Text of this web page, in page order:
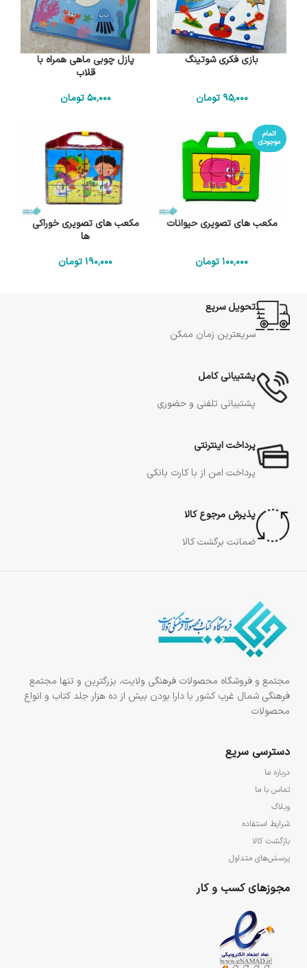
بازی فکری شوتینگ
95٬000 تومان
پازل چوبی ماهی همراه با
قلاب
50٬000 تومان
اتمام
موجودی
مکعب های تصویری حیوانات
100٬000تومان
مکعب های تصویری خوراکی
ها
190٬000تومان
تحویل سریع
سریعترین زمان ممکن
پشتیبانی کامل
پشتیبانی تلفنی و حضوری
پرداخت اینترنتی
پرداخت امن از با کارت بانکی
پذیرش مرجوع کالا
ضمانت برگشت کالا
مجتمع و فروشگاه محصولات فرهنگی ولایت، بزرگترین و تنها مجتمع
فرهنگی شمال غرب کشور با دارا بودن بیش از ده هزار جلد کتاب و انواع
محصولات
دسترسی سریع
درباره ما
تماس با ما
وبلاگ
شرایط استفاده
بازگشت کالا
پرسش‌های متداول
مجوزهای کسب و کار